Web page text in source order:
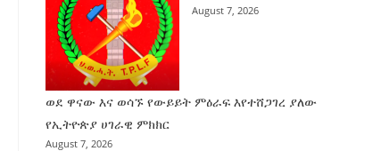
August 7, 2026
ወደ ዋናው እና ወሳኙ የውይይት ምዕራፍ እየተሸጋገረ ያለው
የኢትዮጵያ ሀገራዊ ምክክር
August 7, 2026